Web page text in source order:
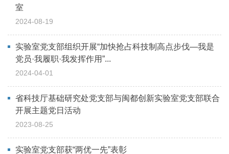
室
2024-08-19
实验室党支部组织开展“加快抢占科技制高点步伐—我是
党员·我履职·我发挥作用”...
2024-04-01
省科技厅基础研究处党支部与闽都创新实验室党支部联合
开展主题党日活动
2023-08-25
实验室党支部获“两优一先”表彰